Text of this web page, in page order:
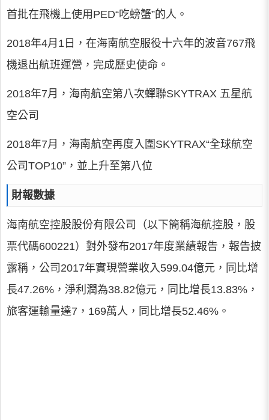
首批在飛機上使用PED“吃螃蟹”的人。
2018年4月1日，在海南航空服役十六年的波音767飛
機退出航班運營，完成歷史使命。
2018年7月，海南航空第八次蟬聯SKYTRAX 五星航
空公司
2018年7月，海南航空再度入圍SKYTRAX“全球航空
公司TOP10”，並上升至第八位
財報數據
海南航空控股股份有限公司（以下簡稱海航控股，股
票代碼600221）對外發布2017年度業績報告，報告披
露稱，公司2017年實現營業收入599.04億元，同比增
長47.26%，淨利潤為38.82億元，同比增長13.83%，
旅客運輸量達7，169萬人，同比增長52.46%。